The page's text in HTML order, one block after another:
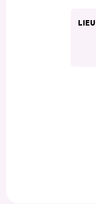
LIEU